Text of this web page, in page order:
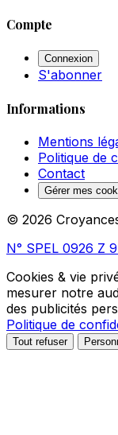
Compte
Connexion
S'abonner
Informations
Mentions
Politique de
Contact
Gérer mes
© 2026
N° SPEL 0926 Z
Cookies & vie
mesurer notre
des publicités
Politique de
Tout refuser